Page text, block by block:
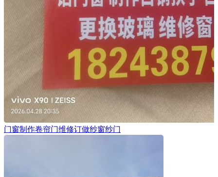
门窗制作卷帘门维修订做纱窗纱门